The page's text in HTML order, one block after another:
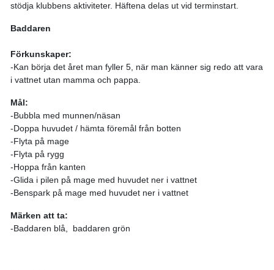
stödja klubbens aktiviteter. Häftena delas ut vid terminstart.
Baddaren
Förkunskaper:
-Kan börja det året man fyller 5, när man känner sig redo att vara
i vattnet utan mamma och pappa.
Mål:
-Bubbla med munnen/näsan
-Doppa huvudet / hämta föremål från botten
-Flyta på mage
-Flyta på rygg
-Hoppa från kanten
-Glida i pilen på mage med huvudet ner i vattnet
-Benspark på mage med huvudet ner i vattnet
Märken att ta:
-Baddaren blå, baddaren grön